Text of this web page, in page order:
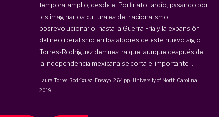
temporal amplio, desde el Porfiriato tardío, pasando por
los imaginarios culturales del nacionalismo
posrevolucionario, hasta la Guerra Fría y la expansión
del neoliberalismo en los albores de este nuevo siglo.
Torres-Rodríguez demuestra que, aunque después de
la independencia mexicana se corta el importante ...
Laura Torres-Rodríguez· Ensayo·264 pp · University of North Carolina ·
2019